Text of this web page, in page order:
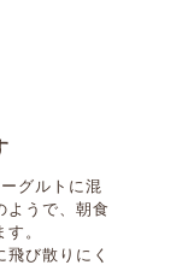
グルトに混
ようで、朝食
。
び散りにく